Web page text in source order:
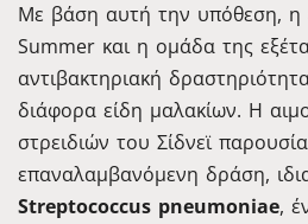
Με βάση αυτή την υπόθεση, η
Summer και η ομάδα της
αντιβακτηριακή
διάφορα είδη μαλακίων. Η
στρειδιών του Σίδνεϊ
επαναλαμβανόμενη δράση,
Streptococcus pneumoniae,